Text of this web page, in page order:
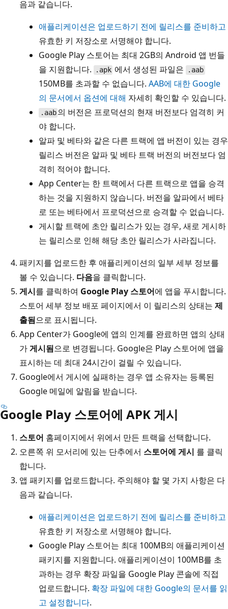
음과 같습니다.
애플리케이션은 업로드하기 전에 릴리스를 준비하고
유효한 키 저장소로 서명해야 합니다.
Google Play 스토어는 최대 2GB의 Android 앱 번들
을 지원합니다.
.apk 에서 생성된 파일은 .aab
150MB를 초과할 수 없습니다. AAB에 대한 Google
의 문서에서 옵션에 대해 자세히 확인할 수 있습니다.
.aab 의 버전은 프로덕션의 현재 버전보다 엄격히 커
야 합니다.
알파 및 베타와 같은 다른 트랙에 앱 버전이 있는 경우
릴리스 버전은 알파 및 베타 트랙 버전의 버전보다 엄
격히 적어야 합니다.
App Center는 한 트랙에서 다른 트랙으로 앱을 승격
하는 것을 지원하지 않습니다. 버전을 알파에서 베타
로 또는 베타에서 프로덕션으로 승격할 수 없습니다.
게시할 트랙에 초안 릴리스가 있는 경우, 새로 게시하
는 릴리스로 인해 해당 초안 릴리스가 사라집니다.
패키지를 업로드한 후 애플리케이션의 일부 세부 정보를
볼 수 있습니다. 다음을 클릭합니다.
게시를 클릭하여 Google Play 스토어에 앱을 푸시합니다.
스토어 세부 정보 배포 페이지에서 이 릴리스의 상태는 제
출됨으로 표시됩니다.
App Center가 Google에 앱의 인계를 완료하면 앱의 상태
가게시됨으로 변경됩니다. Google은 Play 스토어에 앱을
표시하는 데 최대 24시간이 걸릴 수 있습니다.
Google에서 게시에 실패하는 경우 앱 소유자는 등록된
Google 메일에 알림을 받습니다.
Google Play 스토어에 APK 게시
스토어 홈페이지에서 위에서 만든 트랙을 선택합니다.
오른쪽 위 모서리에 있는 단추에서 스토어에 게시 를 클릭
합니다.
앱 패키지를 업로드합니다. 주의해야 할 몇 가지 사항은 다
음과 같습니다.
애플리케이션은 업로드하기 전에 릴리스를 준비하고
유효한 키 저장소로 서명해야 합니다.
Google Play 스토어는 최대 100MB의 애플리케이션
패키지를 지원합니다. 애플리케이션이 100MB를 초
과하는 경우 확장 파일을 Google Play 콘솔에 직접
업로드합니다. 확장 파일에 대한 Google의 문서를 읽
고 설정합니다.